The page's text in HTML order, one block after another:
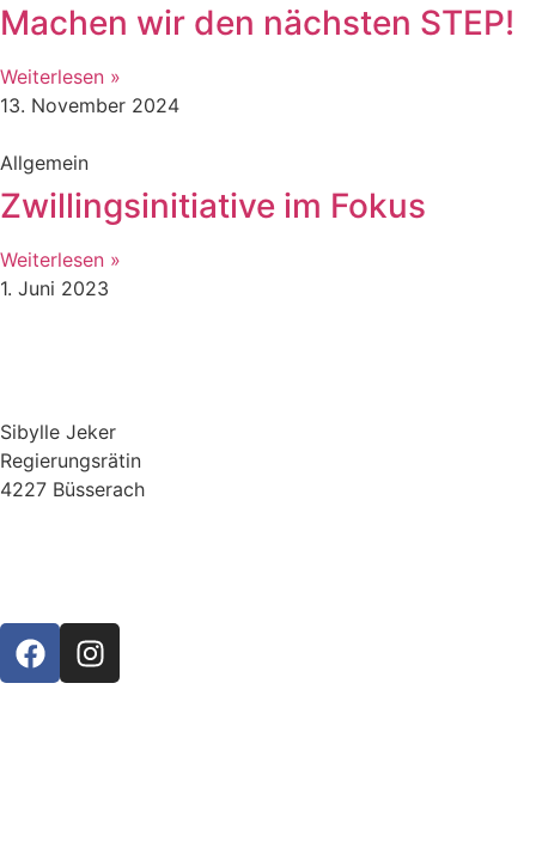
Machen wir den nächsten STEP!
Weiterlesen »
13. November 2024
Allgemein
Zwillingsinitiative im Fokus
Weiterlesen »
1. Juni 2023
Sibylle Jeker
Regierungsrätin
4227 Büsserach